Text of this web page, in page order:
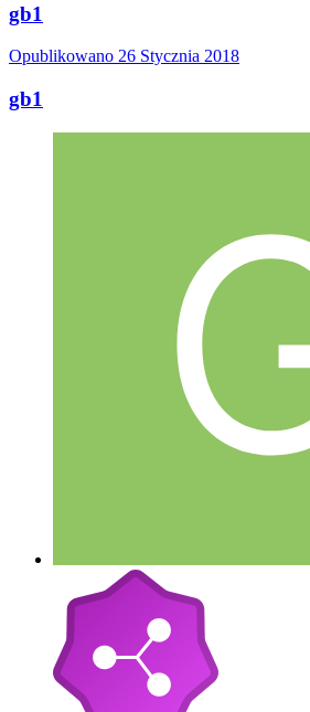
gb1
Opublikowano 26 Stycznia 2018
gb1